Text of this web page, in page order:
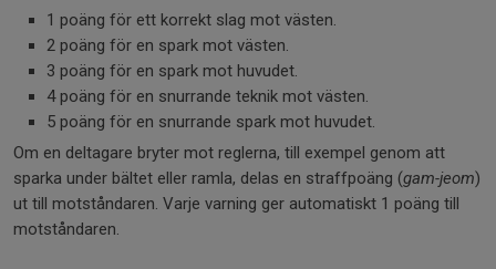
1 poäng för ett korrekt slag mot västen.
2 poäng för en spark mot västen.
3 poäng för en spark mot huvudet.
4 poäng för en snurrande teknik mot västen.
5 poäng för en snurrande spark mot huvudet.
Om en deltagare bryter mot reglerna, till exempel genom att
sparka under bältet eller ramla, delas en straffpoäng (gam-jeom)
ut till motståndaren. Varje varning ger automatiskt 1 poäng till
motståndaren.